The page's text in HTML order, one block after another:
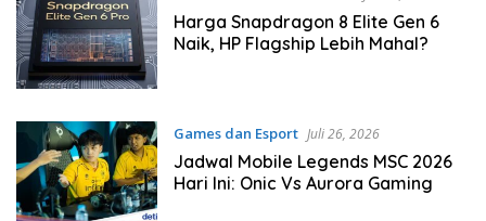
Harga Snapdragon 8 Elite Gen 6
Naik, HP Flagship Lebih Mahal?
Games dan Esport Juli 26, 2026
Jadwal Mobile Legends MSC 2026
Hari Ini: Onic Vs Aurora Gaming